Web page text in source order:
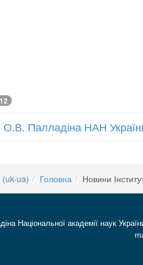
12
О.В. Палладіна НАН
(uk-ua) Головна Новини
Національної академії наук